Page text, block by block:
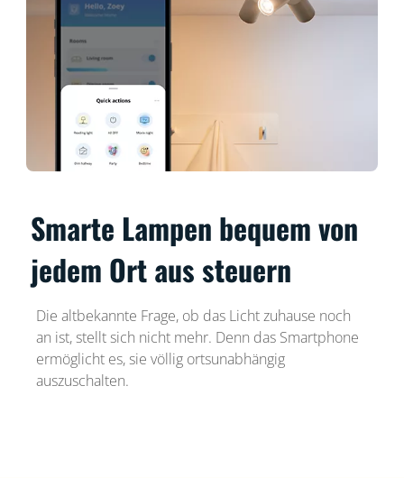
Smarte Lampen bequem von
jedem Ort aus steuern
Die altbekannte Frage, ob das Licht zuhause noch
an ist, stellt sich nicht mehr. Denn das Smartphone
ermöglicht es, sie völlig ortsunabhängig
auszuschalten.